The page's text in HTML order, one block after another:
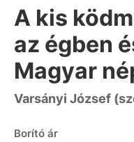
A kis
az égben
Magyar
Varsányi József
Borító ár